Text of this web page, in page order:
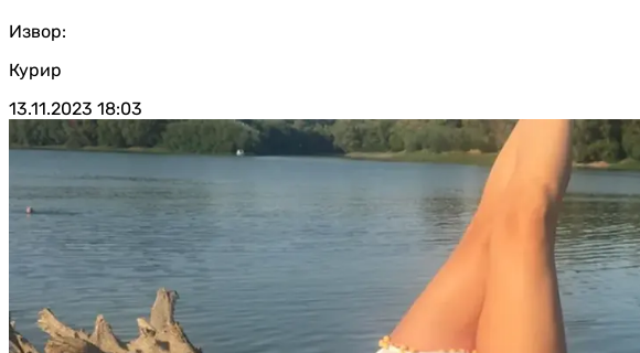
Извор:
Курир
13.11.2023 18:03